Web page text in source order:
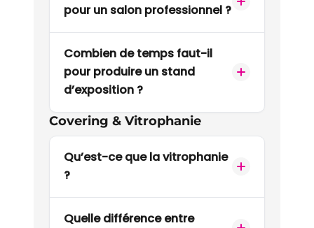
pour un salon professionnel ?
Combien de temps faut-il
pour produire un stand
d’exposition ?
Covering & Vitrophanie
Qu’est-ce que la vitrophanie
?
Quelle différence entre